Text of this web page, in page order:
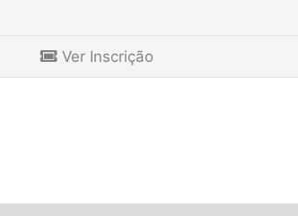
Ver Inscrição